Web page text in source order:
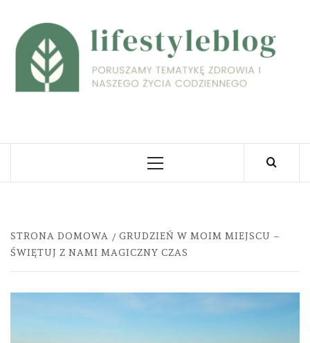
content
Primary
STRONA DOMOWA
GRUDZIEŃ W MOIM MIEJSCU –
ŚWIĘTUJ Z NAMI MAGICZNY CZAS